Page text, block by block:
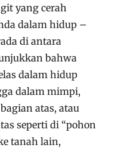
yang cerah
dalam hidup –
di antara
bahwa
dalam hidup
dalam mimpi,
atas, atau
seperti di “pohon
tanah lain,